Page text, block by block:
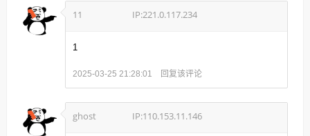
11 IP:221.0.117.234
1
2025-03-25 21:28:01 回复该评论
ghost IP:110.153.11.146